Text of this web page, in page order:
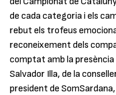
de cada categoria i els
rebut els trofeus
reconeixement dels
comptat amb la
Salvador Illa, de la
president de